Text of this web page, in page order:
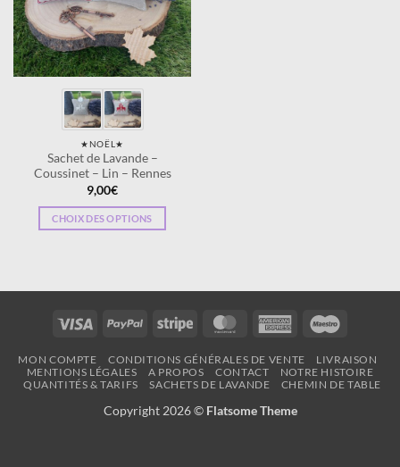
★NOËL★
Sachet de Lavande –
Coussinet – Lin – Rennes
9,00€
CHOIX DES OPTIONS
plusieurs
Les
peuvent
être
choisies
Visa PayPal Stripe MasterCardAmerican
MON COMPTE CONDITIONS GÉNÉRALES DE VENTE
LIVRAISON
MENTIONS LÉGALES
A PROPOS CONTACT
NOTRE HISTOIRE
QUANTITÉS & TARIFS
SACHETS DE LAVANDE CHEMIN DE TABLE
Copyright 2026 © Flatsome Theme